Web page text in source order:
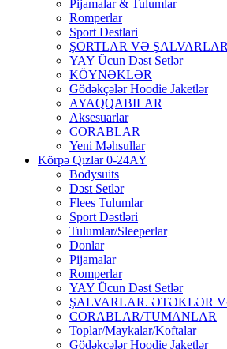
Pijamalar & Tulumlar
Romperlar
Sport Destlari
ŞORTLAR VƏ ŞALVARLAR
YAY Ücun Dəst Setlər
KÖYNƏKLƏR
Gödəkçələr Hoodie Jaketlər
AYAQQABILAR
Aksesuarlar
CORABLAR
Yeni Məhsullar
Körpə Qızlar 0-24AY
Bodysuits
Dəst Setlər
Flees Tulumlar
Sport Dəstləri
Tulumlar/Sleeperlar
Donlar
Pijamalar
Romperlar
YAY Ücun Dəst Setlər
ŞALVARLAR. ƏTƏKLƏR
CORABLAR/TUMANLAR
Toplar/Maykalar/Koftalar
Gödəkcələr Hoodie Jaketlər